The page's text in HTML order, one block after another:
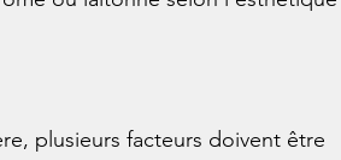
plusieurs facteurs doivent être